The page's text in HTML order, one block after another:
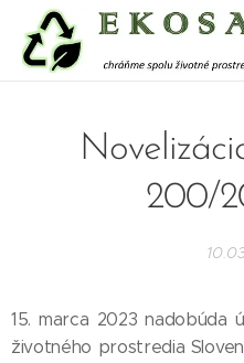
200/
15. marca 2023 nadobúda
životného prostredia